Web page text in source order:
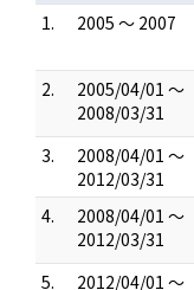
1.
2005 ～ 2007
2.
2005/04/01 ～
2008/03/31
3.
2008/04/01 ～
2012/03/31
4.
2008/04/01 ～
2012/03/31
5.
2012/04/01 ～